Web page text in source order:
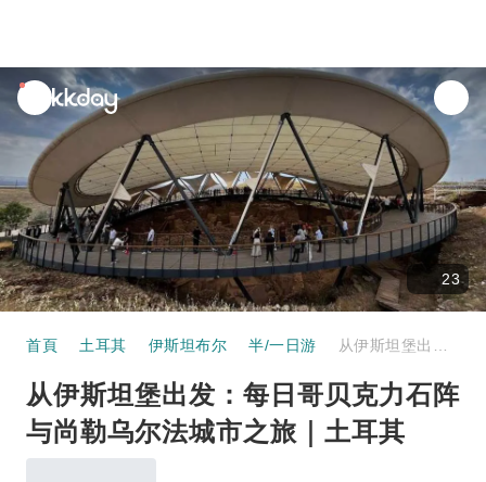
unread
notifications
23
首頁 土耳其 伊斯坦布尔 半/一日游
从伊斯坦堡出发：每日哥贝克力石阵
与尚勒乌尔法城市之旅｜土耳其